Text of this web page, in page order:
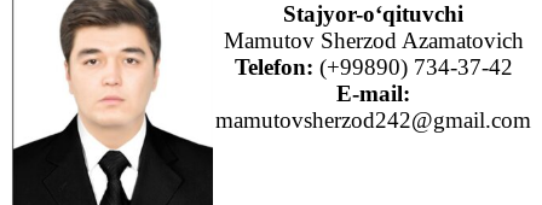
Stajyor-o‘qituvchi
Mamutov Sherzod Azamatovich
Telefon: (+99890) 734-37-42
E-mail:
mamutovsherzod242@gmail.com